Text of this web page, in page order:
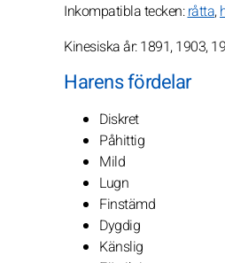
Inkompatibla tecken:råtta,
Kinesiska år: 1891, 1903,
Harens fördelar
Diskret
Påhittig
Mild
Lugn
Finstämd
Dygdig
Känslig